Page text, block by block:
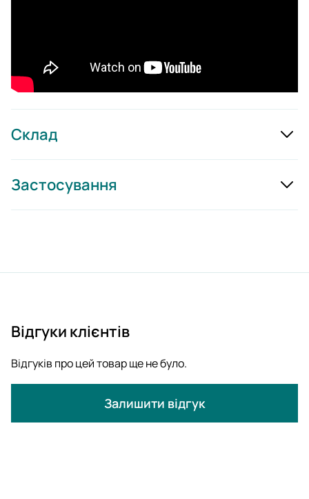
Склад
Застосування
Відгуки клієнтів
Відгуків про цей товар ще не було.
Залишити відгук